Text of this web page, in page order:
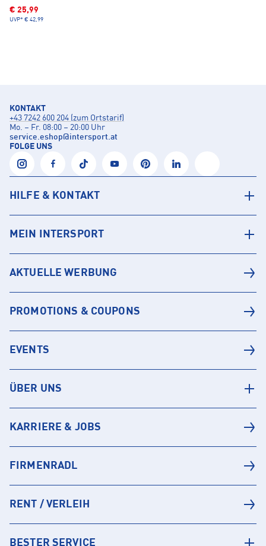
€ 25,99
UVP* € 42,99
KONTAKT
+43 7242 600 204 (zum Ortstarif)
Mo. – Fr. 08:00 – 20:00 Uhr
service.eshop@intersport.at
FOLGE UNS
HILFE & KONTAKT
MEIN INTERSPORT
AKTUELLE WERBUNG
PROMOTIONS & COUPONS
EVENTS
ÜBER UNS
KARRIERE & JOBS
FIRMENRADL
RENT / VERLEIH
BESTER SERVICE